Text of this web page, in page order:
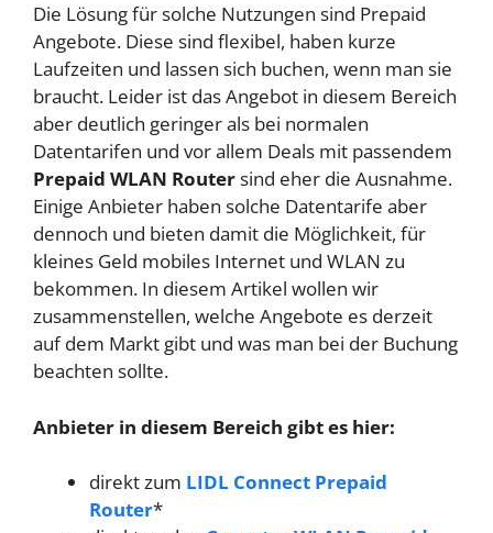
Die Lösung für solche Nutzungen sind Prepaid
Angebote. Diese sind flexibel, haben kurze
Laufzeiten und lassen sich buchen, wenn man sie
braucht. Leider ist das Angebot in diesem Bereich
aber deutlich geringer als bei normalen
Datentarifen und vor allem Deals mit passendem
Prepaid WLAN Routersind eher die Ausnahme.
Einige Anbieter haben solche Datentarife aber
dennoch und bieten damit die Möglichkeit, für
kleines Geld mobiles Internet und WLAN zu
bekommen. In diesem Artikel wollen wir
zusammenstellen, welche Angebote es derzeit
auf dem Markt gibt und was man bei der Buchung
beachten sollte.
Anbieter in diesem Bereich gibt es hier:
direkt zum LIDL Connect Prepaid
Router*